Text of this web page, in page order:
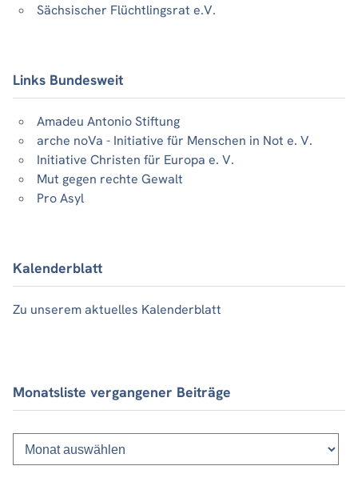
Sächsischer Flüchtlingsrat e.V.
Links Bundesweit
Amadeu Antonio Stiftung
arche noVa - Initiative für Menschen in Not e. V.
Initiative Christen für Europa e. V.
Mut gegen rechte Gewalt
Pro Asyl
Kalenderblatt
Zu unserem aktuelles Kalenderblatt
Monatsliste vergangener Beiträge
Monatsliste
vergangener
Beiträge